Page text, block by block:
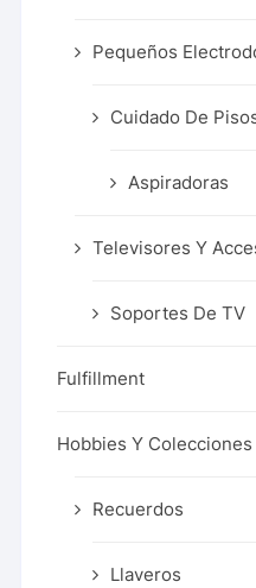
Pequeños
Cuidado De
Aspiradoras
Televisores Y
Soportes De TV
Fulfillment
Hobbies Y Colecciones
Recuerdos
Llaveros